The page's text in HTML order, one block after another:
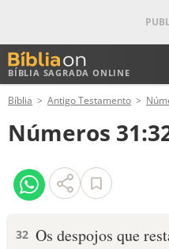
BÍBLIA SAGRADA ONLINE
ANTIGO TESTAMENTO
NOVO TESTAMENTO
VERSÍCULOS
Bíblia Antigo Testamento
Números
32 Os despojos que